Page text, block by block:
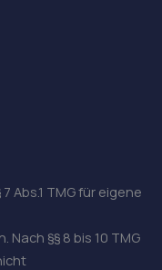
Abs.1 TMG für eigene
§§ 8 bis 10 TMG